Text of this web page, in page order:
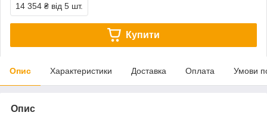
14 354 ₴ від 5 шт.
Купити
Опис Характеристики Доставка Оплата Умови
Опис